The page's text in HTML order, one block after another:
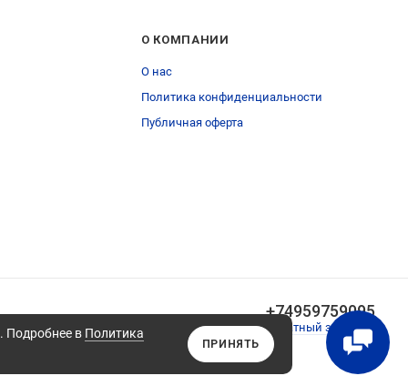
Подробнее в Политика
ПРИНЯТЬ
О КОМПАНИИ
О нас
Политика конфиденциальности
Публичная оферта
+74959759095
Обратный звонок